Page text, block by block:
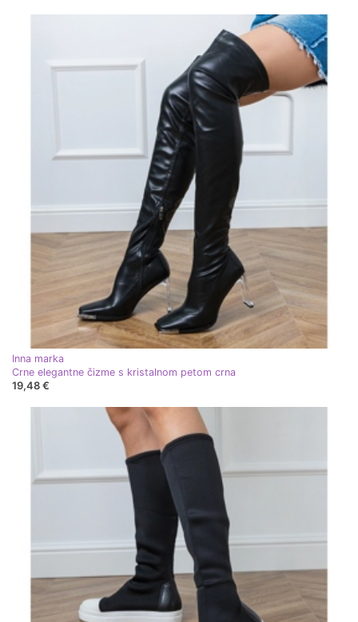
Inna marka
Crne elegantne čizme s kristalnom petom crna
19,48 €